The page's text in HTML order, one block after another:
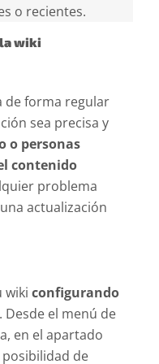
o recientes.
wiki
de forma regular
sea precisa y
o personas
contenido
problema
actualización
wiki configurando
. Desde el menú de
en el apartado
de